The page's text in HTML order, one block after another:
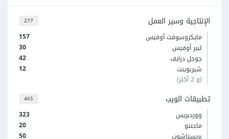
277 الإنتاجية وسير العمل
157
مايكروسوفت أوفيس
30
ليبر أوفيس
42
جوجل درايف
12
شيربوينت
(و 2 أكثر)
465 تطبيقات الويب
323
ووردبريس
20
ماجنتو
50
بريستاشوب